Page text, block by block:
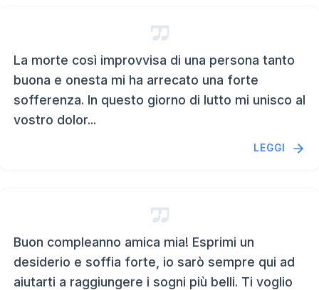
La morte così improvvisa di una persona tanto
buona e onesta mi ha arrecato una forte
sofferenza. In questo giorno di lutto mi unisco al
vostro dolor...
LEGGI
Buon compleanno amica mia! Esprimi un
desiderio e soffia forte, io sarò sempre qui ad
aiutarti a raggiungere i sogni più belli. Ti voglio